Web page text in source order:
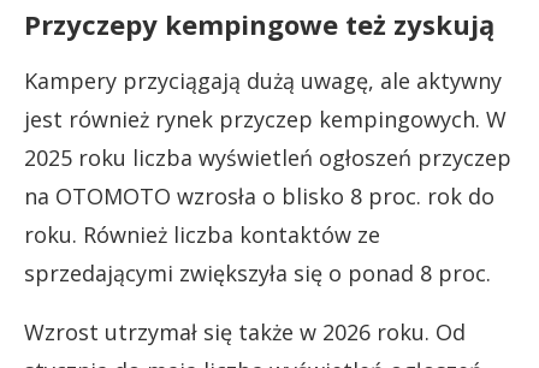
Przyczepy kempingowe też zyskują
Kampery przyciągają dużą uwagę, ale aktywny
jest również rynek przyczep kempingowych. W
2025 roku liczba wyświetleń ogłoszeń przyczep
na OTOMOTO wzrosła o blisko 8 proc. rok do
roku. Również liczba kontaktów ze
sprzedającymi zwiększyła się o ponad 8 proc.
Wzrost utrzymał się także w 2026 roku. Od